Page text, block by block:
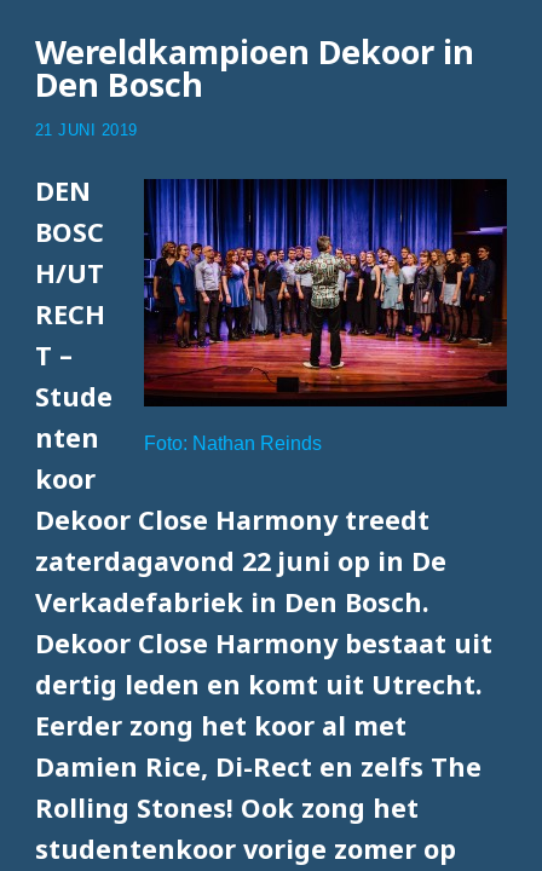
Wereldkampioen Dekoor in
Den Bosch
21 JUNI 2019
Foto: Nathan Reinds
DEN
BOSC
H/UT
RECH
T –
Stude
nten
koor
Dekoor Close Harmony treedt
zaterdagavond 22 juni op in De
Verkadefabriek in Den Bosch.
Dekoor Close Harmony bestaat uit
dertig leden en komt uit Utrecht.
Eerder zong het koor al met
Damien Rice, Di-Rect en zelfs The
Rolling Stones! Ook zong het
studentenkoor vorige zomer op